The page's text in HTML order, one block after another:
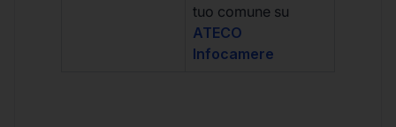
tuo comune su
ATECO
Infocamere